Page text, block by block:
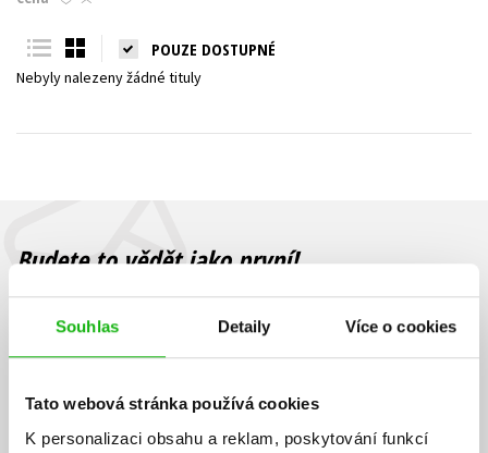
Souhlas Detaily Více o cookies
Tato webová stránka používá cookies
K personalizaci obsahu a reklam, poskytování funkcí
Young adult (SK)
Všechny tituly
POUZE DOSTUPNÉ
Nebyly nalezeny žádné tituly
Budete to vědět jako první!
Zajímá Vás, jaký knižní hit právě vychází, na jaké zboží je výhodná
sleva, jaká běží soutěž o ceny? Přihlášením k odběru našich e-
souhlasíte se zpracováním osobních údajů
mailová
adresa
mailová
adresa
Vaše e-mailová adresa Přihlásit se